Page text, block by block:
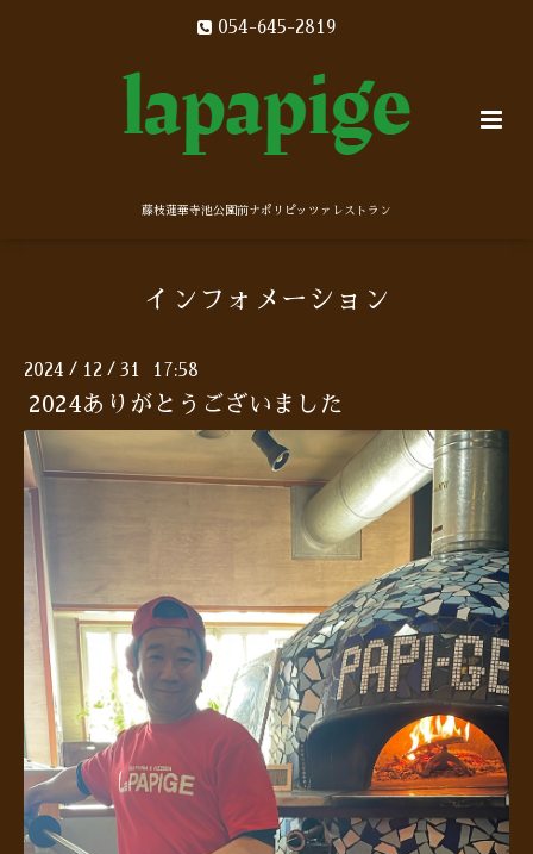
054-645-2819
藤枝蓮華寺池公園前ナポリピッツァレストラン
インフォメーション
2024 / 12 / 31 17:58
2024ありがとうございました